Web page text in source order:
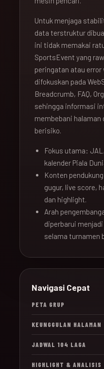
Untuk menjaga
data terstruktur
ini tidak memakai
SportsEvent yang
peringatan atau error
difokuskan pada
Breadcrumb, FAQ,
sehingga informasi
membebani halaman
berisiko.
Fokus utama:
kalender Piala
Konten
gugur, live score,
dan highlight.
Arah
diperbarui
selama turnamen
Navigasi Cepat
PETA GRUP
KEUNGGULAN HALAMAN
JADWAL 104 LAGA
HIGHLIGHT & ANALISIS